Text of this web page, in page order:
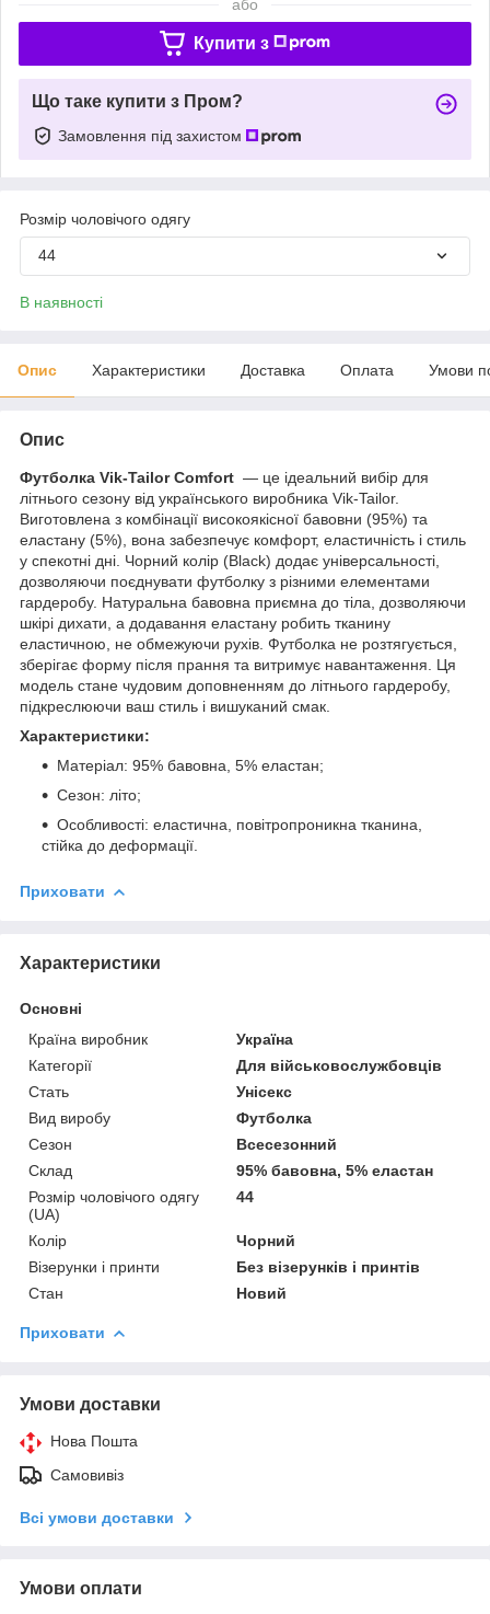
або
Купити з
Що таке купити з Пром?
Замовлення під захистом
Розмір чоловічого одягу
44
В наявності
Опис Характеристики Доставка Оплата Умови
Опис
Футболка Vik-Tailor Comfort — це ідеальний вибір для
літнього сезону від українського виробника Vik-Tailor.
Виготовлена з комбінації високоякісної бавовни (95%) та
еластану (5%), вона забезпечує комфорт, еластичність і стиль
у спекотні дні. Чорний колір (Black) додає універсальності,
дозволяючи поєднувати футболку з різними елементами
гардеробу. Натуральна бавовна приємна до тіла, дозволяючи
шкірі дихати, а додавання еластану робить тканину
еластичною, не обмежуючи рухів. Футболка не розтягується,
зберігає форму після прання та витримує навантаження. Ця
модель стане чудовим доповненням до літнього гардеробу,
підкреслюючи ваш стиль і вишуканий смак.
Характеристики:
Матеріал: 95% бавовна, 5% еластан;
Сезон: літо;
Особливості: еластична, повітропроникна тканина,
стійка до деформації.
Приховати
Характеристики
Основні
Країна виробник
Україна
Категорії
Для військовослужбовців
Стать
Унісекс
Вид виробу
Футболка
Сезон
Всесезонний
Склад
95% бавовна, 5% еластан
Розмір чоловічого одягу
(UA)
44
Колір
Чорний
Візерунки і принти
Без візерунків і принтів
Стан
Новий
Приховати
Умови доставки
Нова Пошта
Самовивіз
Всі умови доставки
Умови оплати